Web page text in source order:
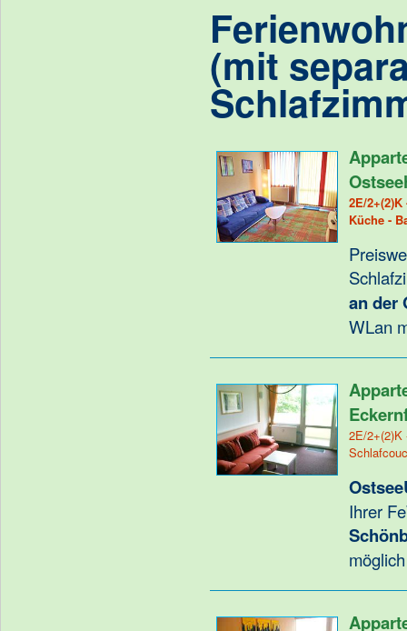
(mit
2E/
Küche -
an der
WLan
2E/2+(2)K
Ihrer
möglich